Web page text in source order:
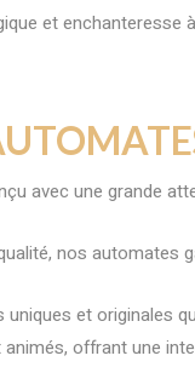
et
avec une grande
nos automates
et originales
offrant une